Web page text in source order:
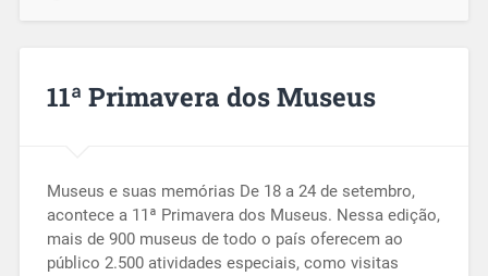
11ª Primavera dos Museus
Museus e suas memórias De 18 a 24 de setembro,
acontece a 11ª Primavera dos Museus. Nessa edição,
mais de 900 museus de todo o país oferecem ao
público 2.500 atividades especiais, como visitas